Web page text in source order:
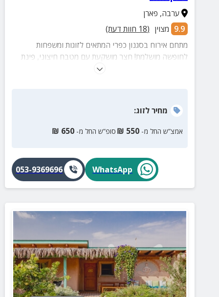
ערבה, פארן
9.9 מצוין (
18 חוות דעת)
מתחם אירוח בסגנון כפרי המתאים לזוגות ומשפחות
לחופשה מושלמת! חצר מושקעת עם מטבח חיצוני, פינת
גריל, פינות ישיבה ועוד המון הפתעות! כניסה לבריכת
מחירלזוג:
אמצ”ש החל מ- 550
₪ סופ”ש החל מ- 650
₪
WhatsApp
053-9369696